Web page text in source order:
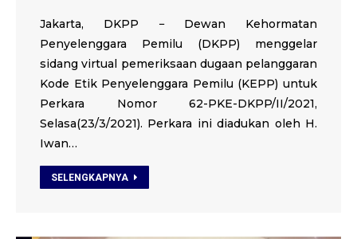
Jakarta, DKPP − Dewan Kehormatan
Penyelenggara Pemilu (DKPP) menggelar
sidang virtual pemeriksaan dugaan pelanggaran
Kode Etik Penyelenggara Pemilu (KEPP) untuk
Perkara Nomor 62-PKE-DKPP/II/2021,
Selasa(23/3/2021). Perkara ini diadukan oleh H.
Iwan…
SELENGKAPNYA